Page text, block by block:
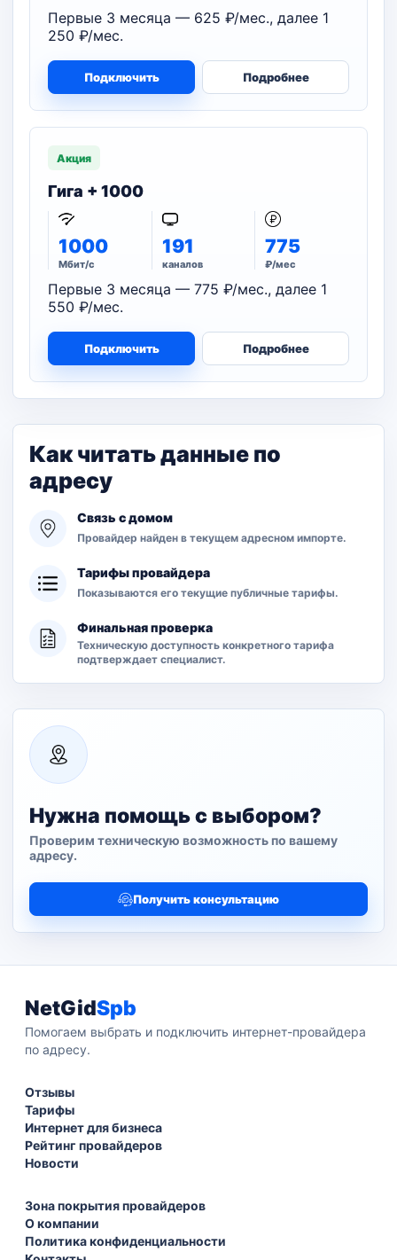
Первые 3 месяца — 625 ₽/мес., далее 1
250 ₽/мес.
Подключить Подробнее
Акция
Гига + 1000
1000
Мбит/с
191
каналов
775
₽/мес
Первые 3 месяца — 775 ₽/мес., далее 1
550 ₽/мес.
Подключить Подробнее
Как читать данные по
адресу
Связь с домом
Провайдер найден в текущем адресном импорте.
Тарифы провайдера
Показываются его текущие публичные тарифы.
Финальная проверка
Техническую доступность конкретного тарифа
подтверждает специалист.
Нужна помощь с выбором?
Проверим техническую возможность по вашему
адресу.
Получить консультацию
NetGidSpb
Помогаем выбрать и подключить интернет-провайдера
по адресу.
Отзывы
Тарифы
Интернет для бизнеса
Рейтинг провайдеров
Новости
Зона покрытия провайдеров
О компании
Политика конфиденциальности